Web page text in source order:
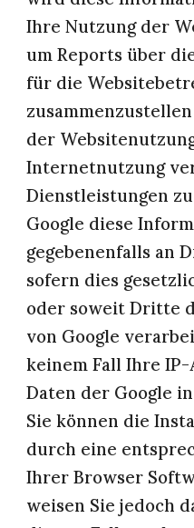
Ihre Nutzung der
um Reports über
für die
der
Internetnutzung
Dienstleistungen
Google diese
gegebenenfalls an
sofern dies
oder soweit Dritte
von Google
keinem Fall Ihre
Daten der Google
Sie können die
durch eine
Ihrer Browser
weisen Sie jedoch